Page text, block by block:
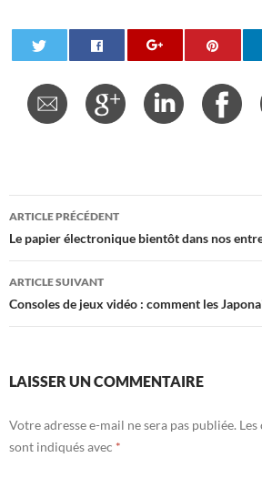
Navigation
des
articles
ARTICLE PRÉCÉDENT
Le papier électronique bientôt dans nos
ARTICLE SUIVANT
Consoles de jeux vidéo : comment les
LAISSER UN COMMENTAIRE
Votre adresse e-mail ne sera pas publiée.
sont indiqués avec *